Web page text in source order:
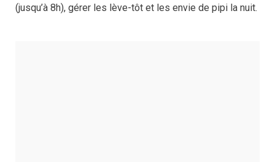
(jusqu’à 8h), gérer les lève-tôt et les envie de pipi la nuit.